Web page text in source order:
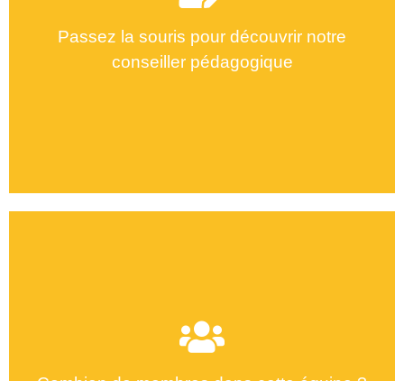
Passez la souris pour découvrir notre
conseiller pédagogique
Ellouze Nidhal